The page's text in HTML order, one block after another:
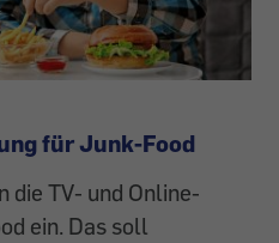
für Junk-Food
die TV- und Online-
ein. Das soll